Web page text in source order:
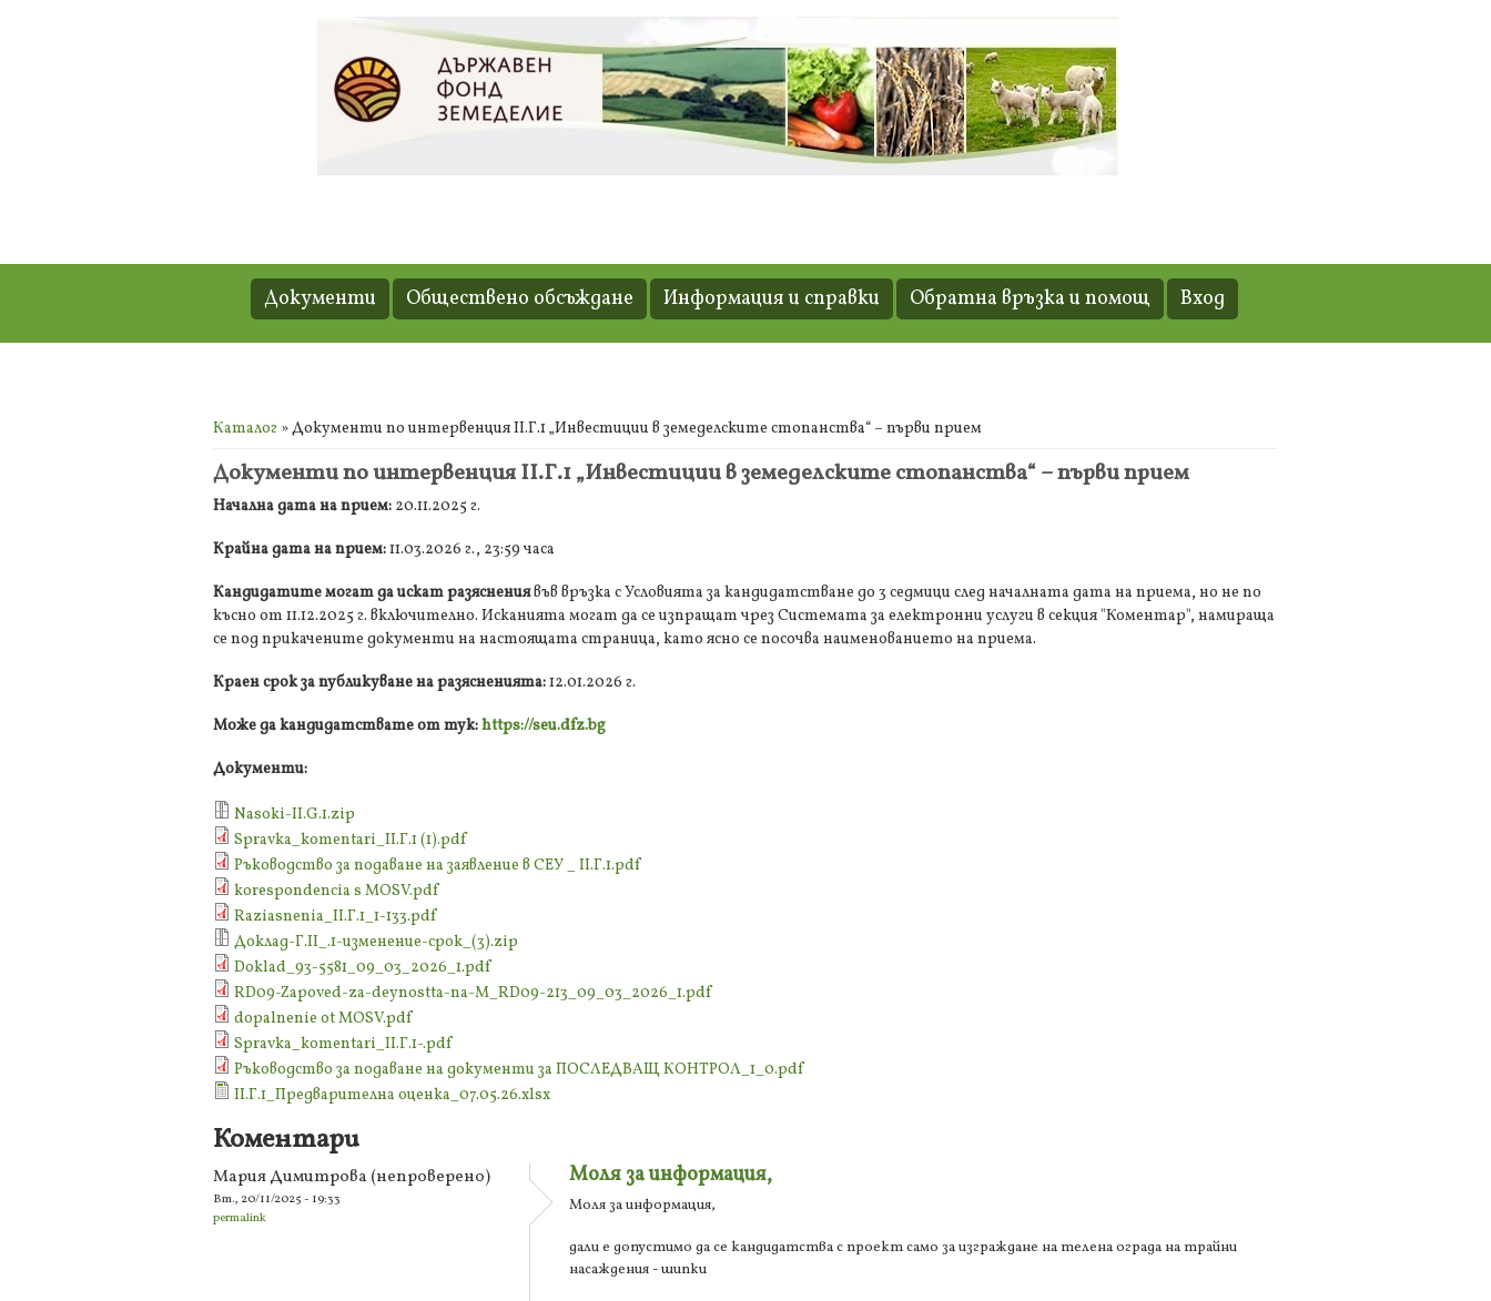
Документи Обществено обсъждане Информация и справки Обратна връзка и помощ Вход
Вие сте тук
Каталог » Документи по интервенция ІІ.Г.1 „Инвестиции в земеделските стопанства“ – първи прием
Документи по интервенция ІІ.Г.1 „Инвестиции в земеделските стопанства“ – първи прием
Начална дата на прием: 20.11.2025 г.
Крайна дата на прием:11.03.2026 г., 23:59 часа
Кандидатите могат да искат разяснениявъв връзка с Условията за кандидатстване до 3 седмици след началната дата на приема, но не по
късно от 11.12.2025 г. включително. Исканията могат да се изпращат чрез Системата за електронни услуги в секция "Коментар", намираща
се под прикачените документи на настоящата страница, като ясно се посочва наименованието на приема.
Краен срок за публикуване на разясненията:12.01.2026 г.
Може да кандидатствате от тук:https://seu.dfz.bg
Документи:
Nasoki-ІІ.G.1.zip
Spravka_komentari_II.Г.1 (1).pdf
Ръководство за подаване на заявление в СЕУ _ II.Г.1.pdf
korespondencia s MOSV.pdf
Raziasnenia_ІІ.Г.1_1-133.pdf
Доклад-Г.II_.1-изменение-срок_(3).zip
Doklad_93-5581_09_03_2026_1.pdf
RD09-Zapoved-za-deynostta-na-M_RD09-213_09_03_2026_1.pdf
dopalnenie ot MOSV.pdf
Spravka_komentari_II.Г.1-.pdf
Ръководство за подаване на документи за ПОСЛЕДВАЩ КОНТРОЛ_1_0.pdf
II.Г.1_Предварителна оценка_07.05.26.xlsx
Коментари
Мария Димитрова (непроверено)
Вт., 20/11/2025 - 19:33
permalink
Моля за информация,
Моля за информация,
дали е допустимо да се кандидатства с проект само за изграждане на телена ограда на трайни
насаждения - шипки